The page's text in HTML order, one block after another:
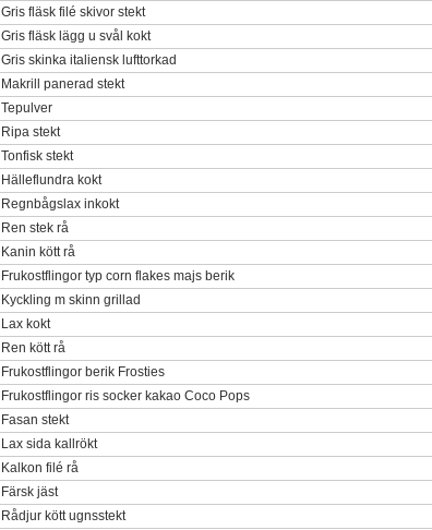
Gris fläsk filé skivor stekt
Gris fläsk lägg u svål kokt
Gris skinka italiensk lufttorkad
Makrill panerad stekt
Tepulver
Ripa stekt
Tonfisk stekt
Hälleflundra kokt
Regnbågslax inkokt
Ren stek rå
Kanin kött rå
Frukostflingor typ corn flakes majs berik
Kyckling m skinn grillad
Lax kokt
Ren kött rå
Frukostflingor berik Frosties
Frukostflingor ris socker kakao Coco Pops
Fasan stekt
Lax sida kallrökt
Kalkon filé rå
Färsk jäst
Rådjur kött ugnsstekt